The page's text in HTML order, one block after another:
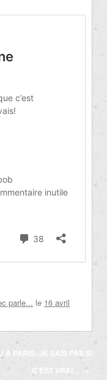
parle... le 16 avril
À PARIS: JE SAIS PAS SI
C’EST VRAI… →